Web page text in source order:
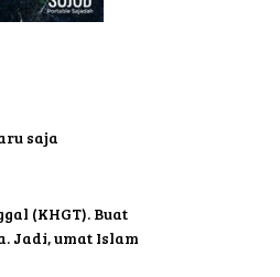
saja
(KHGT). Buat
Jadi, umat Islam